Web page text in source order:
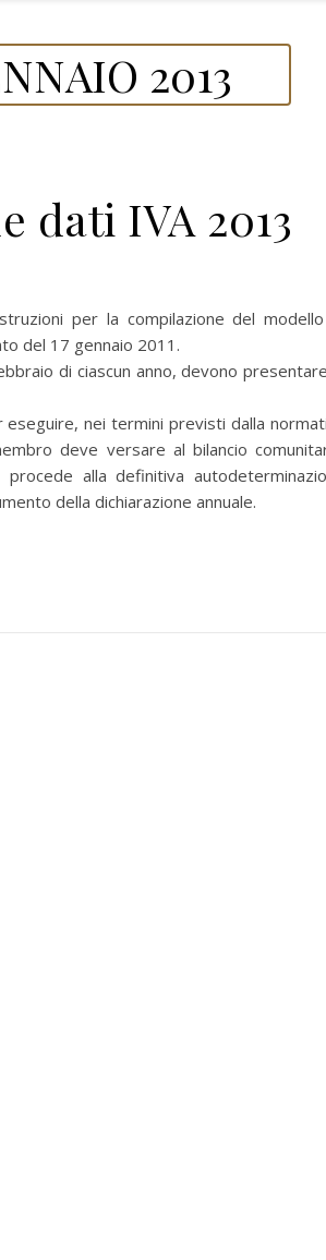
2013
dati IVA 2013
per la compilazione del
del 17 gennaio 2011.
di ciascun anno, devono
eseguire, nei termini previsti dalla
deve versare al bilancio
alla definitiva
della dichiarazione annuale.